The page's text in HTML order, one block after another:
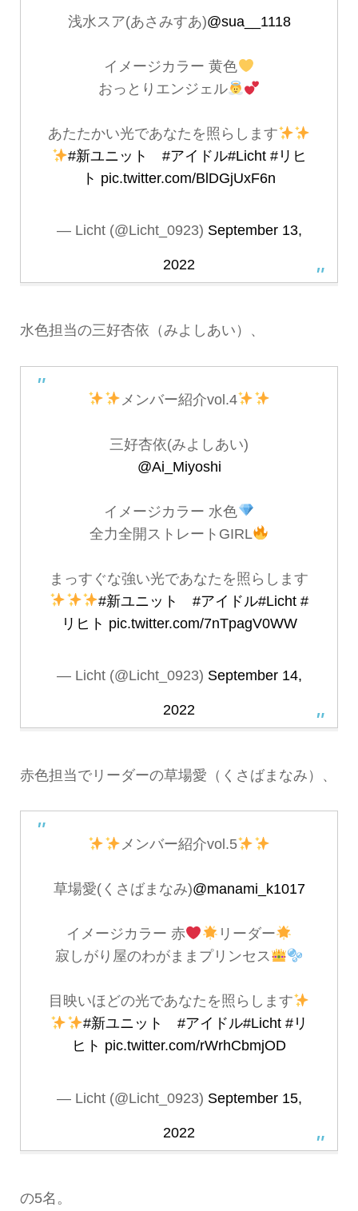
浅水スア(あさみすあ)@sua__1118
イメージカラー 黄色
おっとりエンジェル
あたたかい光であなたを照らします
#新ユニット
#アイドル#Licht #リヒ
ト pic.twitter.com/BlDGjUxF6n
— Licht (@Licht_0923) September 13,
2022
水色担当の三好杏依（みよしあい）、
メンバー紹介vol.4
三好杏依(みよしあい)
@Ai_Miyoshi
イメージカラー 水色
全力全開ストレートGIRL
まっすぐな強い光であなたを照らします
#新ユニット
#アイドル#Licht #
リヒト pic.twitter.com/7nTpagV0WW
— Licht (@Licht_0923) September 14,
2022
赤色担当でリーダーの草場愛（くさばまなみ）、
メンバー紹介vol.5
草場愛(くさばまなみ)@manami_k1017
イメージカラー 赤
リーダー
寂しがり屋のわがままプリンセス
目映いほどの光であなたを照らします
#新ユニット
#アイドル#Licht #リ
ヒト pic.twitter.com/rWrhCbmjOD
— Licht (@Licht_0923) September 15,
2022
の5名。